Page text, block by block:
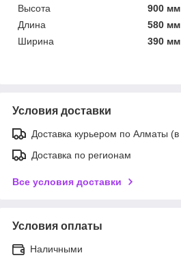
Высота
900 мм
Длина
580 мм
Ширина
390 мм
Условия доставки
Доставка курьером по Алматы (в
Доставка по регионам
Все условия доставки
Условия оплаты
Наличными